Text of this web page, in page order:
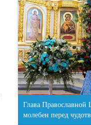
Глава Православной
молебен перед